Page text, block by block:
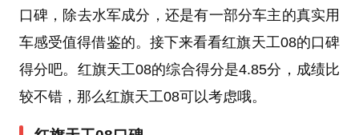
口碑，除去水军成分，还是有一部分车主的真实用
车感受值得借鉴的。接下来看看红旗天工08的口碑
得分吧。红旗天工08的综合得分是4.85分，成绩比
较不错，那么红旗天工08可以考虑哦。